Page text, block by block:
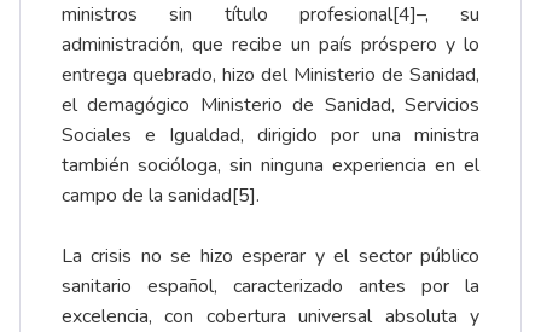
ministros sin título profesional[4]–, su
administración, que recibe un país próspero y lo
entrega quebrado, hizo del Ministerio de Sanidad,
el demagógico Ministerio de Sanidad, Servicios
Sociales e Igualdad, dirigido por una ministra
también socióloga, sin ninguna experiencia en el
campo de la sanidad[5].
La crisis no se hizo esperar y el sector público
sanitario español, caracterizado antes por la
excelencia, con cobertura universal absoluta y